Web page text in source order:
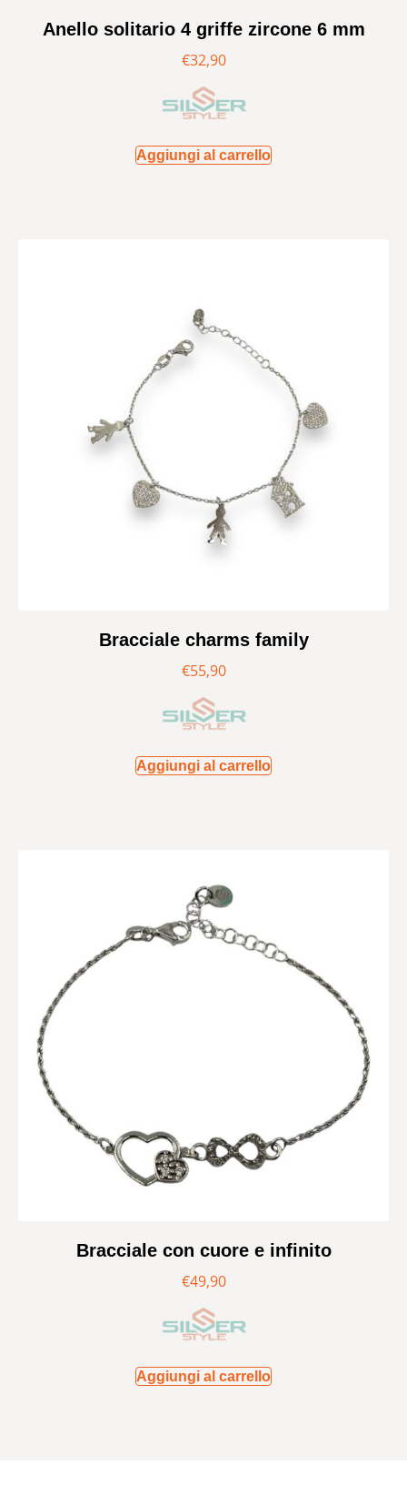
Anello solitario 4 griffe zircone 6 mm
€32,90
Aggiungi al carrello
Bracciale charms family
€55,90
Aggiungi al carrello
Bracciale con cuore e infinito
€49,90
Aggiungi al carrello